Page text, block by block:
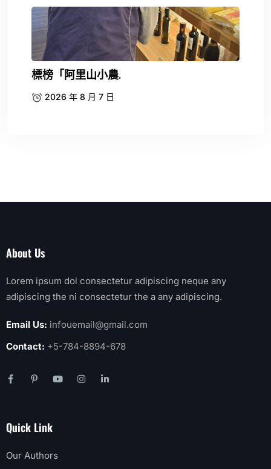
標榜「阿里山小農.
2026 年 8 月 7 日
About Us
Lorem ipsum dol consectetur adipiscing neque any
adipiscing the ni consectetur the a any adipiscing.
Email Us: infouemail@gmail.com
Contact: +5-784-8894-678
Quick Link
Our Authors